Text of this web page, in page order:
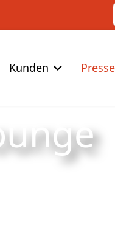
Kunden